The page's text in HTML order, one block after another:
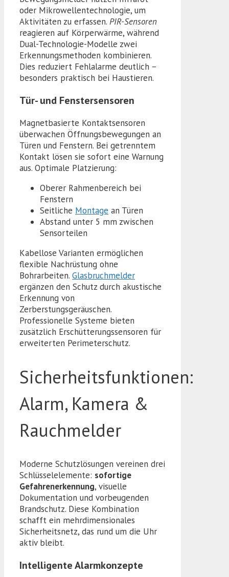
oder Mikrowellentechnologie, um
Aktivitäten zu erfassen. PIR-Sensoren
reagieren auf Körperwärme, während
Dual-Technologie-Modelle zwei
Erkennungsmethoden kombinieren.
Dies reduziert Fehlalarme deutlich –
besonders praktisch bei Haustieren.
Tür- und Fenstersensoren
Magnetbasierte Kontaktsensoren
überwachen Öffnungsbewegungen an
Türen und Fenstern. Bei getrenntem
Kontakt lösen sie sofort eine Warnung
aus. Optimale Platzierung:
Oberer Rahmenbereich bei
Fenstern
Seitliche Montage an Türen
Abstand unter 5 mm zwischen
Sensorteilen
Kabellose Varianten ermöglichen
flexible Nachrüstung ohne
Bohrarbeiten. Glasbruchmelder
ergänzen den Schutz durch akustische
Erkennung von
Zerberstungsgeräuschen.
Professionelle Systeme bieten
zusätzlich Erschütterungssensoren für
erweiterten Perimeterschutz.
Sicherheitsfunktionen:
Alarm, Kamera &
Rauchmelder
Moderne Schutzlösungen vereinen drei
Schlüsselelemente: sofortige
Gefahrenerkennung, visuelle
Dokumentation und vorbeugenden
Brandschutz. Diese Kombination
schafft ein mehrdimensionales
Sicherheitsnetz, das rund um die Uhr
aktiv bleibt.
Intelligente Alarmkonzepte